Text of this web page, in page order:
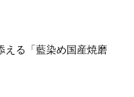
える「藍染め国産焼磨